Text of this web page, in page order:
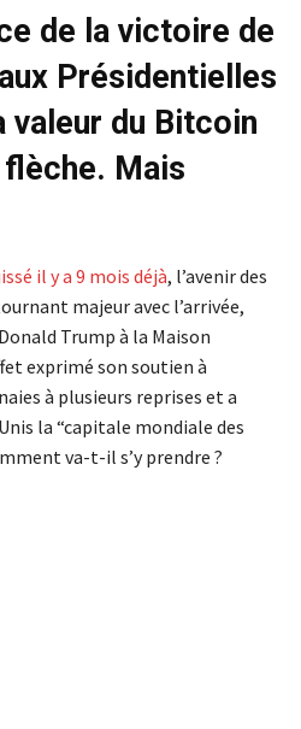
de la victoire de
Présidentielles
valeur du Bitcoin
Mais
il y a 9 mois déjà, l’avenir des
majeur avec l’arrivée,
Trump à la Maison
exprimé son soutien à
à plusieurs reprises et a
la “capitale mondiale des
va-t-il s’y prendre ?